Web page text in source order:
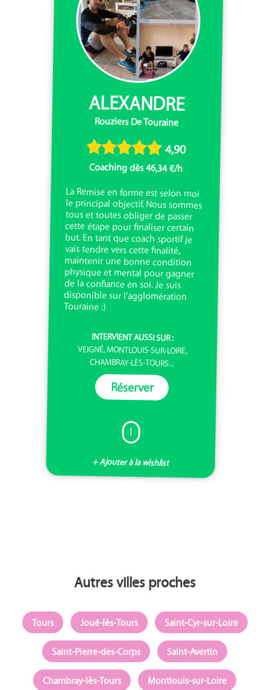
ALEXANDRE
Rouziers De Touraine
4,90
Coaching dès 46,34 €/h
La Remise en forme est selon moi
le principal objectif. Nous sommes
tous et toutes obliger de passer
cette étape pour finaliser certain
but. En tant que coach sportif je
vais tendre vers cette finalité,
maintenir une bonne condition
physique et mental pour gagner
de la confiance en soi. Je suis
disponible sur l'agglomération
Touraine :)
INTERVIENT AUSSI SUR :
VEIGNÉ, MONTLOUIS-SUR-LOIRE,
CHAMBRAY-LÈS-TOURS...
Réserver
I
+ Ajouter à la wishlist
Autres villes proches
Tours Joué-lès-Tours
Saint-Cyr-sur-Loire
Saint-Pierre-des-Corps
Saint-Avertin
Chambray-lès-Tours
Montlouis-sur-Loire